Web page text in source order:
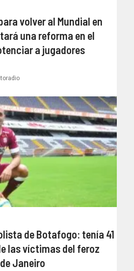
volver al Mundial en
una reforma en el
a jugadores
de Botafogo: tenía 41
las víctimas del feroz
Janeiro